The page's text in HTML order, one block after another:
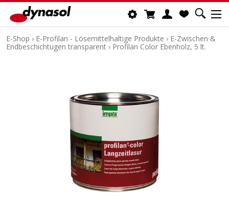
E-Shop › E-Profilan - Lösemittelhaltige Produkte › E-Zwischen &
Endbeschichtugen transparent › Profilan Color Ebenholz, 5 lt.